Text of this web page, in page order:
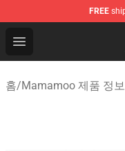
FREE
Open menu
Mamamoo Store
홈/Mamamoo 제품 정보